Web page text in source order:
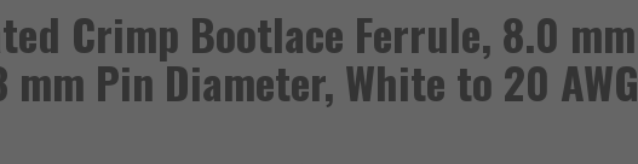
Crimp Bootlace Ferrule, 8.0 mm
mm Pin Diameter, White to 20 AWG